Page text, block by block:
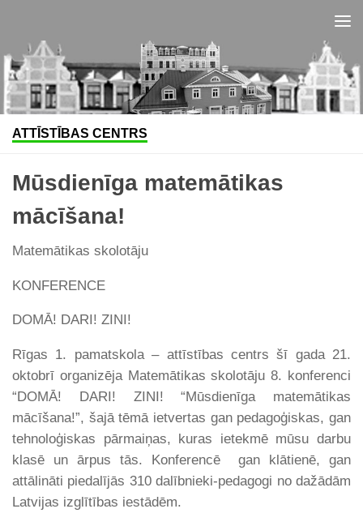
ATTĪSTĪBAS CENTRS
Mūsdienīga matemātikas
mācīšana!
Matemātikas skolotāju
KONFERENCE
DOMĀ! DARI! ZINI!
Rīgas 1. pamatskola – attīstības centrs šī gada 21.
oktobrī organizēja Matemātikas skolotāju 8. konferenci
“DOMĀ! DARI! ZINI! “Mūsdienīga matemātikas
mācīšana!”, šajā tēmā ietvertas gan pedagoģiskas, gan
tehnoloģiskas pārmaiņas, kuras ietekmē mūsu darbu
klasē un ārpus tās. Konferencē gan klātienē, gan
attālināti piedalījās 310 dalībnieki-pedagogi no dažādām
Latvijas izglītības iestādēm.